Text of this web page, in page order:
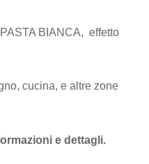
BIANCA, effetto
cucina, e altre zone
e dettagli.